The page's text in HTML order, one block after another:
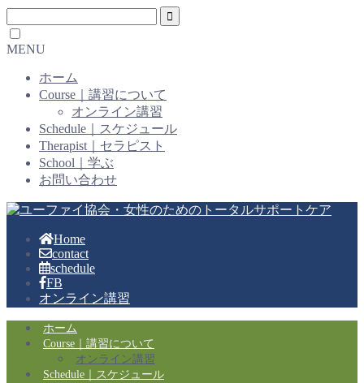
MENU
ホーム
Course｜講習について
オンライン講習
Schedule｜スケジュール
Therapist｜セラピスト
School｜学ぶ
お問い合わせ
Home
contact
schedule
FB
オンライン講習
ホーム
Course｜講習について
オンライン講習
Schedule｜スケジュール